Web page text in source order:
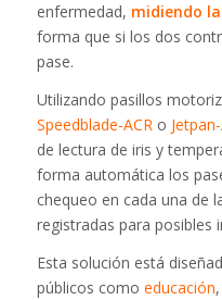
enfermedad, midiendo
forma que si los dos
pase.
Utilizando pasillos
Speedblade-ACRo
de lectura de iris y
forma automática los
chequeo en cada una de
registradas para posibles
Esta solución está
públicos como educación,